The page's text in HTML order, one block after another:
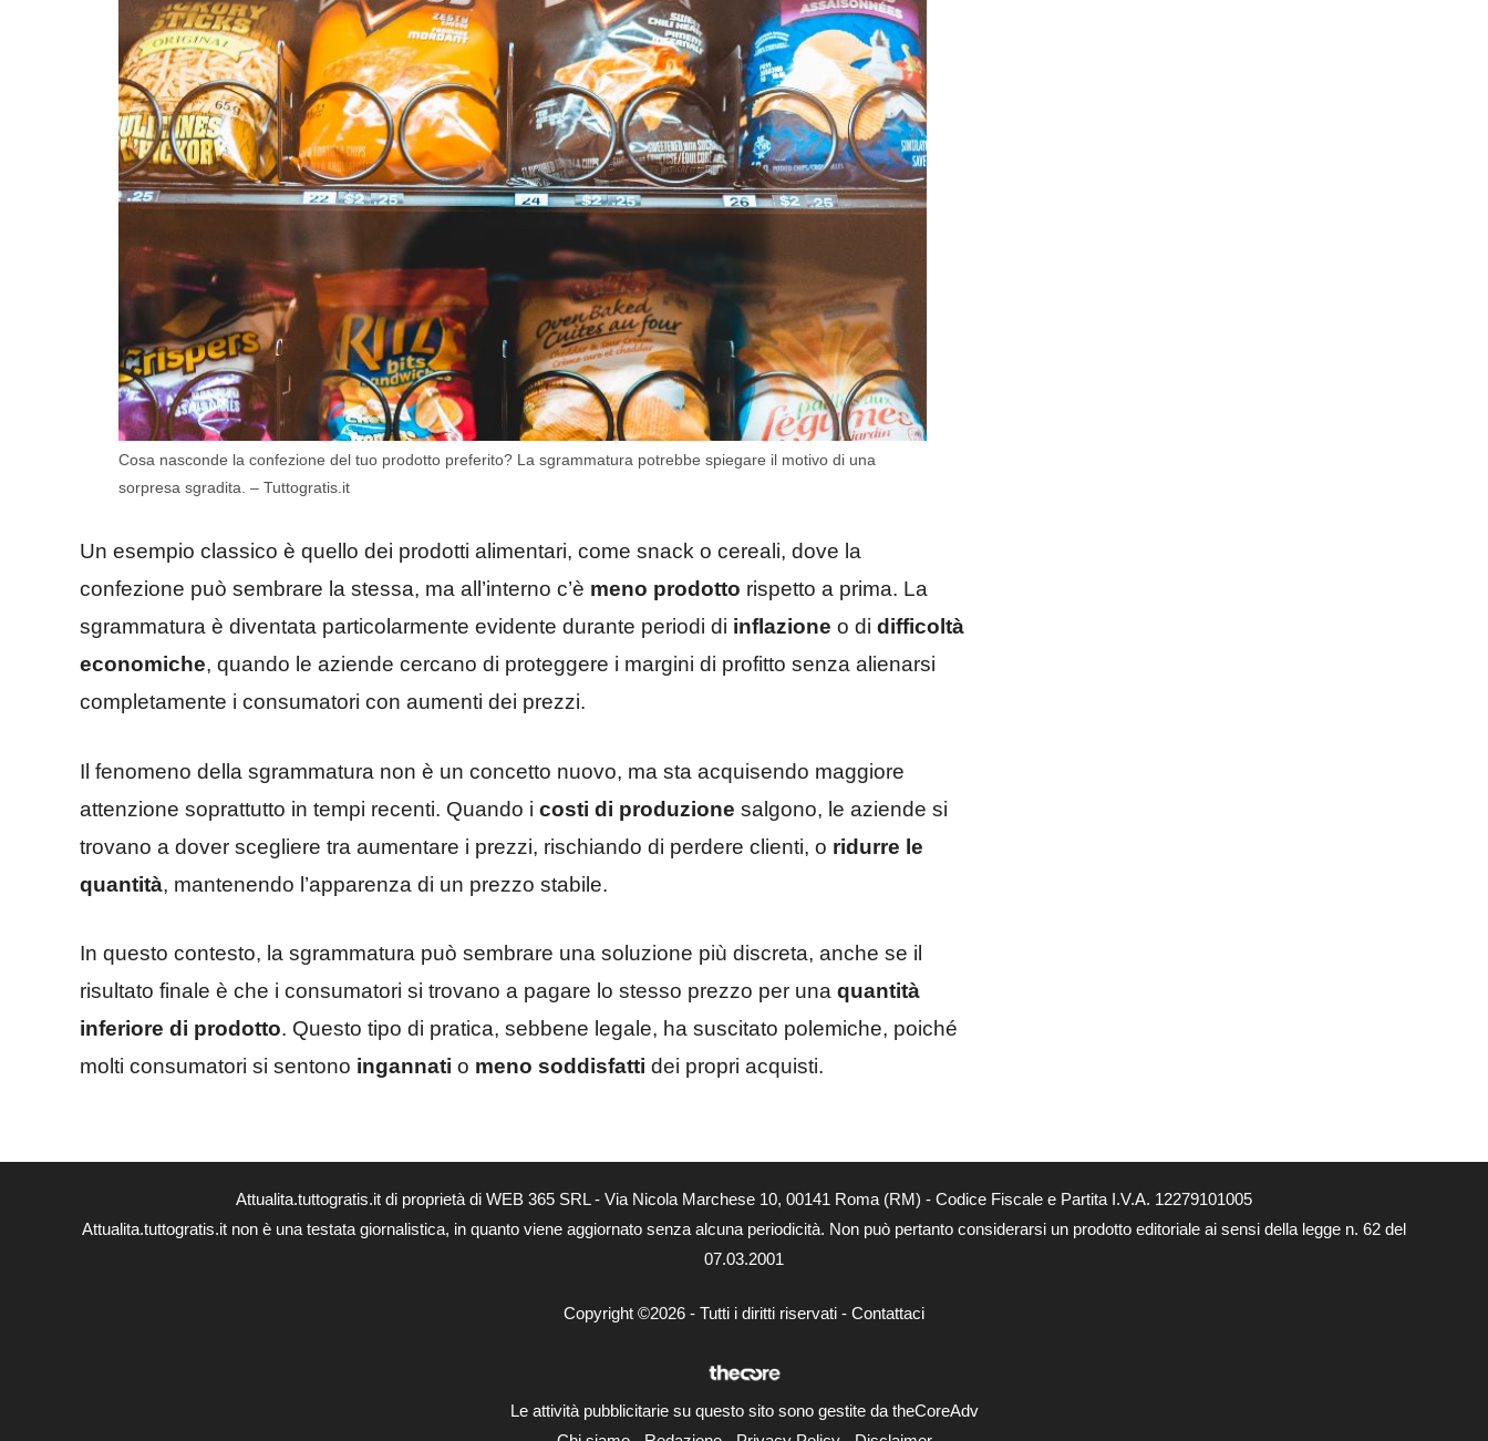
Cosa nasconde la confezione del tuo prodotto preferito? La sgrammatura potrebbe spiegare il motivo di una
sorpresa sgradita. – Tuttogratis.it
Un esempio classico è quello dei prodotti alimentari, come snack o cereali, dove la
confezione può sembrare la stessa, ma all’interno c’è meno prodotto rispetto a prima. La
sgrammatura è diventata particolarmente evidente durante periodi di inflazione o di difficoltà
economiche, quando le aziende cercano di proteggere i margini di profitto senza alienarsi
completamente i consumatori con aumenti dei prezzi.
Il fenomeno della sgrammatura non è un concetto nuovo, ma sta acquisendo maggiore
attenzione soprattutto in tempi recenti. Quando i costi di produzione salgono, le aziende si
trovano a dover scegliere tra aumentare i prezzi, rischiando di perdere clienti, o ridurre le
quantità, mantenendo l’apparenza di un prezzo stabile.
In questo contesto, la sgrammatura può sembrare una soluzione più discreta, anche se il
risultato finale è che i consumatori si trovano a pagare lo stesso prezzo per una quantità
inferiore di prodotto. Questo tipo di pratica, sebbene legale, ha suscitato polemiche, poiché
molti consumatori si sentono ingannati o meno soddisfatti dei propri acquisti.
Attualita.tuttogratis.it di proprietà di WEB 365 SRL - Via Nicola Marchese 10, 00141 Roma (RM) - Codice Fiscale e Partita I.V.A. 12279101005
Attualita.tuttogratis.it non è una testata giornalistica, in quanto viene aggiornato senza alcuna periodicità. Non può pertanto considerarsi un prodotto editoriale ai sensi della legge n. 62 del
07.03.2001
Copyright ©2026 - Tutti i diritti riservati - Contattaci
Le attività pubblicitarie su questo sito sono gestite da theCoreAdv